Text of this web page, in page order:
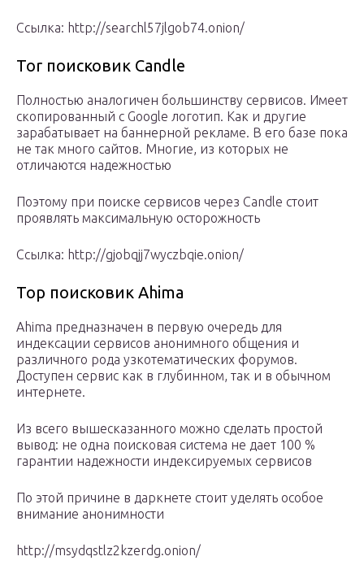
Ссылка: http://searchl57jlgob74.onion/
Tor поисковик Candle
Полностью аналогичен большинству сервисов. Имеет
скопированный с Google логотип. Как и другие
зарабатывает на баннерной рекламе. В его базе пока
не так много сайтов. Многие, из которых не
отличаются надежностью
Поэтому при поиске сервисов через Candle стоит
проявлять максимальную осторожность
Ссылка: http://gjobqjj7wyczbqie.onion/
Тор поисковик Ahima
Ahima предназначен в первую очередь для
индексации сервисов анонимного общения и
различного рода узкотематических форумов.
Доступен сервис как в глубинном, так и в обычном
интернете.
Из всего вышесказанного можно сделать простой
вывод: не одна поисковая система не дает 100 %
гарантии надежности индексируемых сервисов
По этой причине в даркнете стоит уделять особое
внимание анонимности
http://msydqstlz2kzerdg.onion/